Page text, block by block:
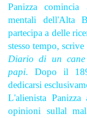
Panizza
mentali dell'Alta
partecipa a delle
stesso tempo,
Diario di un cane
papi. Dopo il
dedicarsi
L'alienista
opinioni sullal